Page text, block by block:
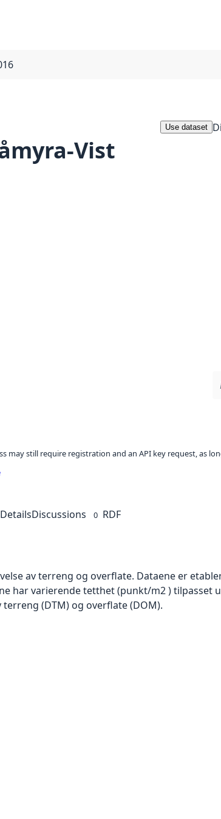
Vist
Use dataset
may still require registration and an API key request, as
DetailsDiscussions 0 RDF
av terreng og overflate. Dataene er
har varierende tetthet (punkt/m2 ) tilpasset
(DTM) og overflate (DOM).